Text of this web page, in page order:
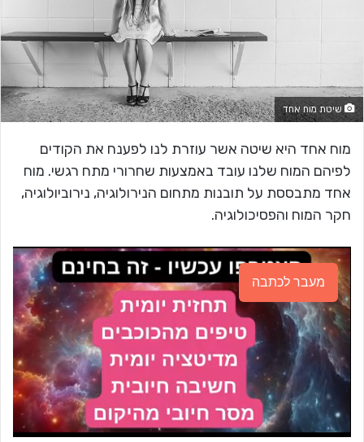
שיטת מוח אחד
מוח אחד היא שיטה אשר עוזרת לנו לפענח את הקודים
לפיהם המוח שלנו עובד באמצעות שחרורי מתח רגשי. מוח
אחד מתבססת על תובנות מתחום הנירולוגיה, נירוביולוגיה,
חקר המוח והפסיכולוגיה.
מעבר לכתבה